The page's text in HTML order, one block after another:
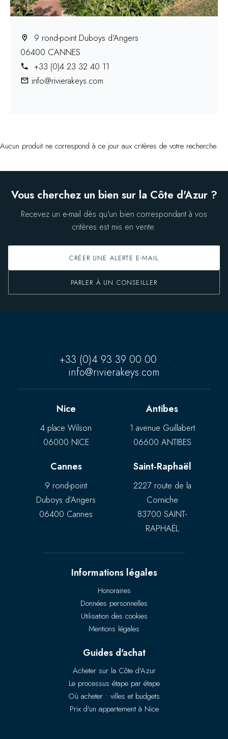
9 rond-point Duboys d'Angers
06400 CANNES
+33 (0)4 23 32 40 11
info@rivierakeys.com
Aucun produit ne correspond à ce jour aux critères de votre recherche.
Vous cherchez un bien sur la Côte d'Azur ?
Recevez un e-mail dès qu'un bien correspondant à vos
critères est mis en vente.
CRÉER UNE ALERTE E-MAIL
PARLER À UN CONSEILLER
+33 (0)4 93 39 00 00
·
info@rivierakeys.com
Nice
4 place Wilson
06000 NICE
Antibes
1 avenue Guillabert
06600 ANTIBES
Cannes
9 rond-point
Duboys d’Angers
06400 Cannes
Saint-Raphaël
2227 route de la
Corniche
83700 SAINT-
RAPHAËL
Informations légales
Honoraires
Données personnelles
Utilisation des cookies
Mentions légales
Guides d'achat
Acheter sur la Côte d'Azur
Le processus étape par étape
Où acheter : villes et budgets
Prix d'un appartement à Nice